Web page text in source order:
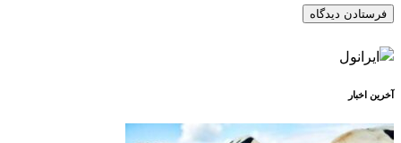
آخرین اخبار